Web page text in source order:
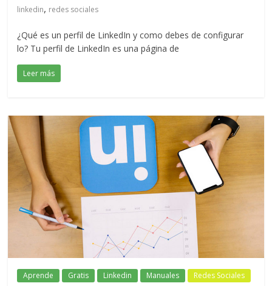
linkedin, redes sociales
¿Qué es un perfil de LinkedIn y como debes de configurar
lo? Tu perfil de LinkedIn es una página de
Leer más
Aprende Gratis Linkedin Manuales Redes Sociales